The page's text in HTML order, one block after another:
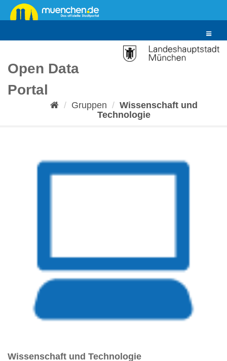
Überspringen
zum
Toggle
Open Data
Portal
Gruppen
Wissenschaft und
Technologie
Wissenschaft und Technologie